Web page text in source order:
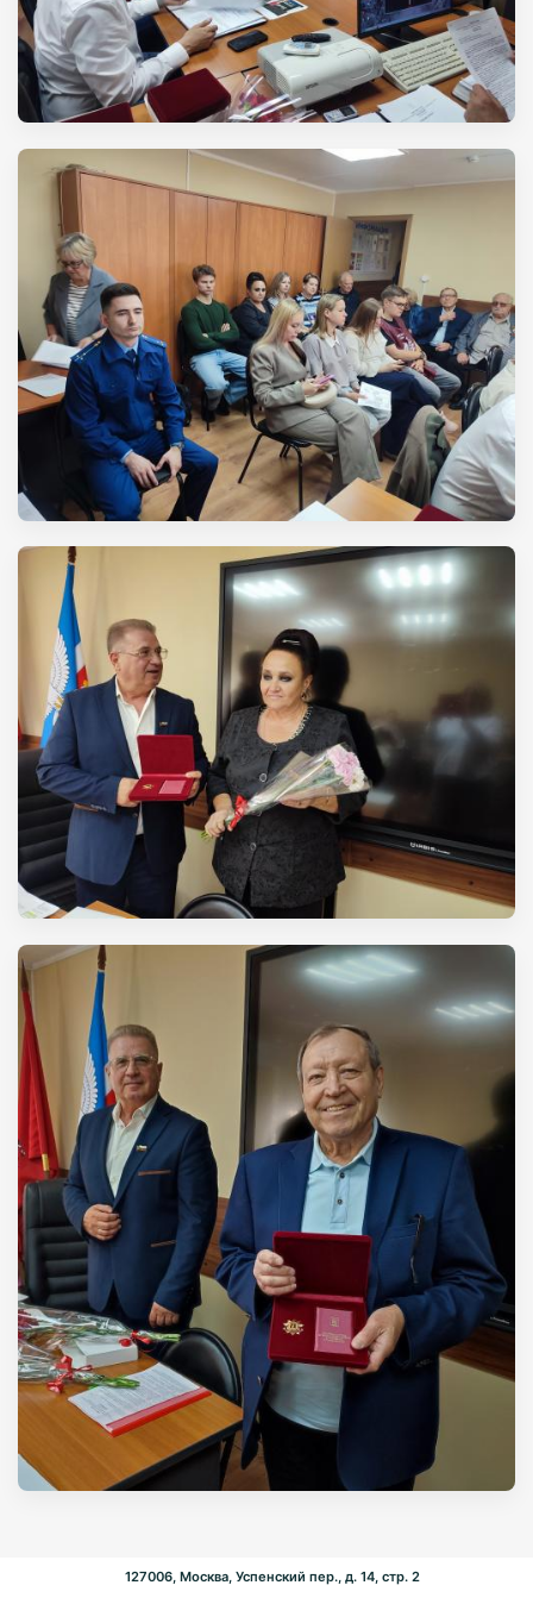
127006, Москва, Успенский пер., д. 14, стр. 2